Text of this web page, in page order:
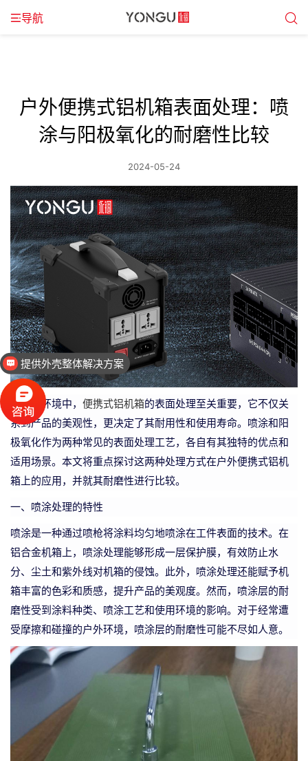
导航
户外便携式铝机箱表面处理：喷
涂与阳极氧化的耐磨性比较
2024-05-24
在户外环境中， 便携式铝机箱的表面处理至关重要，它不仅关
系到产品的美观性，更决定了其耐用性和使用寿命。喷涂和阳
极氧化作为两种常见的表面处理工艺，各自有其独特的优点和
适用场景。本文将重点探讨这两种处理方式在户外便携式铝机
箱上的应用，并就其耐磨性进行比较。
一、喷涂处理的特性
喷涂是一种通过喷枪将涂料均匀地喷涂在工件表面的技术。在
铝合金机箱 上，喷涂处理能够形成一层保护膜，有效防止水
分、尘土和紫外线对机箱的侵蚀。此外，喷涂处理还能赋予机
箱丰富的色彩和质感，提升产品的美观度。然而，喷涂层的耐
磨性受到涂料种类、喷涂工艺和使用环境的影响。对于经常遭
受摩擦和碰撞的户外环境，喷涂层的耐磨性可能不尽如人意。
提供外壳整体解决方案
工业设计、二次设计